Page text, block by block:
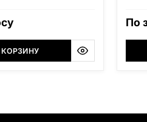
КОРЗИНУ
По